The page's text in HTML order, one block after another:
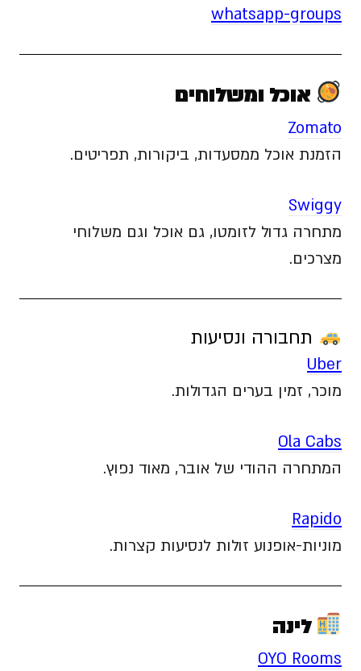
whatsapp-groups
אוכל ומשלוחים
Zomato
הזמנת אוכל ממסעדות, ביקורות, תפריטים.
Swiggy
מתחרה גדול לזומטו, גם אוכל וגם משלוחי
מצרכים.
תחבורה ונסיעות
Uber
מוכר, זמין בערים הגדולות.
Ola Cabs
המתחרה ההודי של אובר, מאוד נפוץ.
Rapido
מוניות-אופנוע זולות לנסיעות קצרות.
לינה
OYO Rooms